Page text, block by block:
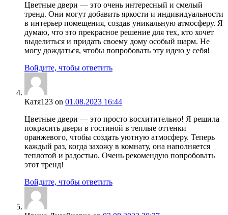
Цветные двери — это очень интересный и смелый
тренд. Они могут добавить яркости и индивидуальности
в интерьер помещения, создав уникальную атмосферу. Я
думаю, что это прекрасное решение для тех, кто хочет
выделиться и придать своему дому особый шарм. Не
могу дождаться, чтобы попробовать эту идею у себя!
Войдите, чтобы ответить
Катя123 on 01.08.2023 16:44
Цветные двери — это просто восхитительно! Я решила
покрасить двери в гостиной в теплые оттенки
оранжевого, чтобы создать уютную атмосферу. Теперь
каждый раз, когда захожу в комнату, она наполняется
теплотой и радостью. Очень рекомендую попробовать
этот тренд!
Войдите, чтобы ответить